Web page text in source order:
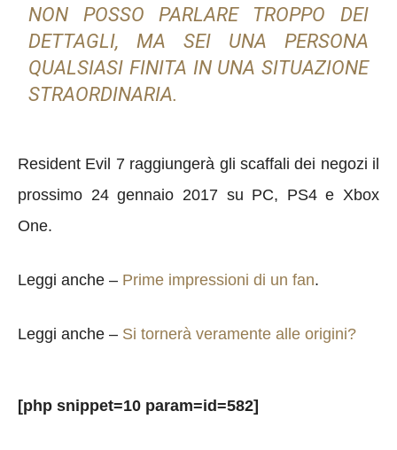
NON POSSO PARLARE TROPPO DEI
DETTAGLI, MA SEI UNA PERSONA
QUALSIASI FINITA IN UNA SITUAZIONE
STRAORDINARIA.
Resident Evil 7 raggiungerà gli scaffali dei negozi il
prossimo 24 gennaio 2017 su PC, PS4 e Xbox
One.
Leggi anche – Prime impressioni di un fan.
Leggi anche – Si tornerà veramente alle origini?
[php snippet=10 param=id=582]